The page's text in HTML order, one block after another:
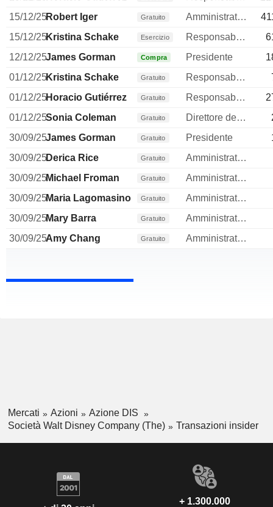
15/12/25Robert Iger Gratuito Amministratore
15/12/25Kristina Schake Esercizio Responsabile della comunicazione
12/12/25James Gorman Compra Presidente
01/12/25Kristina Schake Gratuito Responsabile della comunicazione
01/12/25Horacio Gutiérrez Gratuito Responsabile Compliance
01/12/25Sonia Coleman Gratuito Direttore delle risorse umane
30/09/25James Gorman Gratuito Presidente
30/09/25Derica Rice Gratuito
Amministratore
30/09/25Michael Froman Gratuito
Amministratore
30/09/25Maria Lagomasino Gratuito
Amministratore
30/09/25Mary Barra Gratuito
Amministratore
30/09/25Amy Chang Gratuito Amministratore
Mercati Azioni
Azione DIS
Società Walt Disney Company (The)
Transazioni insider
+ 1.300.000